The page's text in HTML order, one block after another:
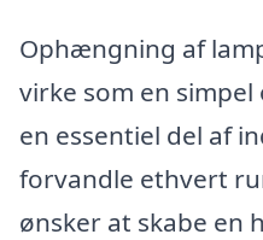
Ophængning af
virke som en
en essentiel del af
forvandle ethvert
ønsker at skabe en